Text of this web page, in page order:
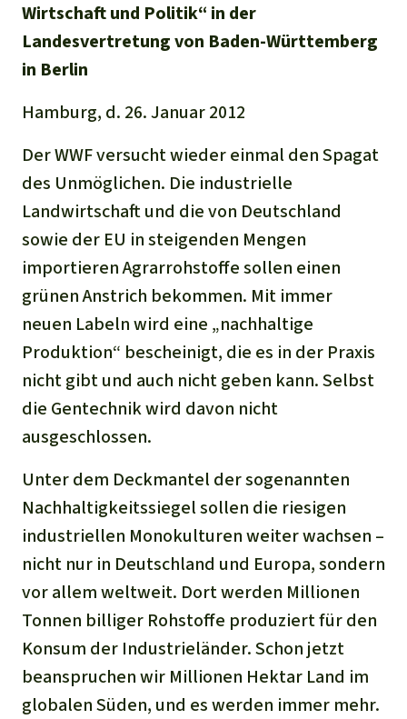
Alle News
Newsletter­anmeldung
Der Regenwald
Biodiversität
Palmöl
Biokraftstoff
Tropenholz
Aluminium
Gold
Fleisch und Soja
Landraub
Wilderei
Staudämme
Straßen
Regenwald Report
01/2026
04/2025
03/2025
02/2025
01/2025
Ältere Ausgaben
Shop
Über uns
Der Verein
40 Jahre Vereins­geschichte
Häufige Fragen
Jahresberichte
Stiftung
Kontakt
Medien
Presse
Presse-Echo
Widget einbinden
Banner einbinden
Freianzeigen
Suche
Deutsch
English
Español
Français
Italiano
Português
Indonesia
Testament
SpendenkontoRettet den
DE11430609672025 054100
GENODEM1GLS
GLS Bank
IBAN kopieren
Spenden für ein Thema
Tierschutz
Waldschutz
Schutz von Indigenen
Spenden für eine Region
Südostasien
Afrika
Lateinamerika
Wirtschaft und Politik“ in der
Landesvertretung von Baden-Württemberg
in Berlin
Hamburg, d. 26. Januar 2012
Der WWF versucht wieder einmal den Spagat
des Unmöglichen. Die industrielle
Landwirtschaft und die von Deutschland
sowie der EU in steigenden Mengen
importieren Agrarrohstoffe sollen einen
grünen Anstrich bekommen. Mit immer
neuen Labeln wird eine „nachhaltige
Produktion“ bescheinigt, die es in der Praxis
nicht gibt und auch nicht geben kann. Selbst
die Gentechnik wird davon nicht
ausgeschlossen.
Unter dem Deckmantel der sogenannten
Nachhaltigkeitssiegel sollen die riesigen
industriellen Monokulturen weiter wachsen –
nicht nur in Deutschland und Europa, sondern
vor allem weltweit. Dort werden Millionen
Tonnen billiger Rohstoffe produziert für den
Konsum der Industrieländer. Schon jetzt
beanspruchen wir Millionen Hektar Land im
globalen Süden, und es werden immer mehr.